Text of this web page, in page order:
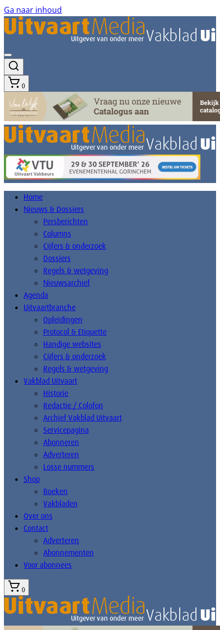
Ga naar inhoud
0
Home
Nieuws & Dossiers
Persberichten
Columns
Cijfers & onderzoek
Dossiers
Regels & wetgeving
Nieuwsarchief
Agenda
Uitvaartbranche
Opleidingen
Protocol & Etiquette
Handige websites
Cijfers & onderzoek
Regels & wetgeving
Vakblad Uitvaart
Historie
Redactie / Colofon
Archief Vakblad Uitvaart
Servicepagina
Abonneren
Adverteren
Losse nummers
Shop
Boeken
Vakbladen
Over ons
Contact
Adverteren
Abonnementen
Voor abonnees
0